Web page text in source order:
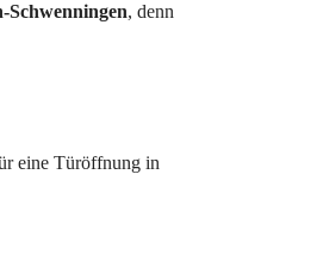
Schwenningen, denn
eine Türöffnung in